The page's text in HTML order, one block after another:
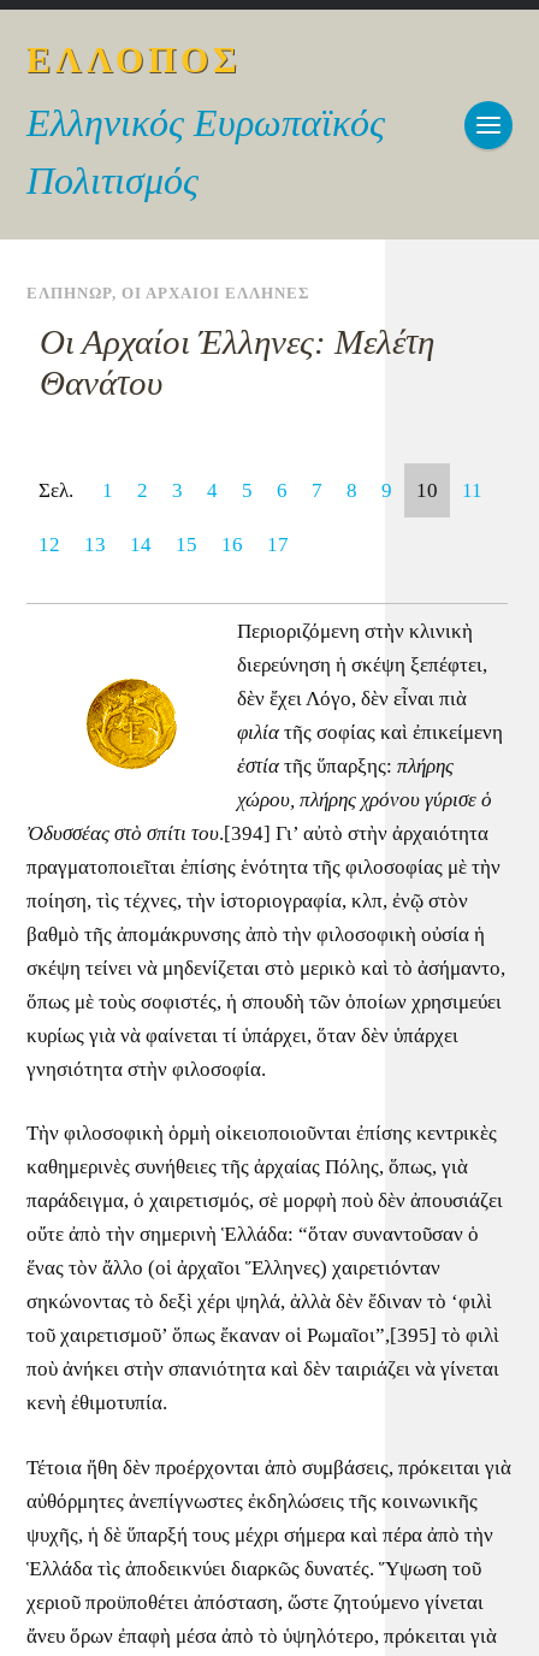
ΕΛΛΟΠΟΣ
Ελληνικός Ευρωπαϊκός
Πολιτισμός
ΕΛΠΗΝΩΡ,ΟΙ ΑΡΧΑΙΟΙ ΕΛΛΗΝΕΣ
Οι Αρχαίοι Έλληνες: Μελέτη
Θανάτου
Σελ. 1 2 3 4 5 6 7 8 9 10 11
12 13 14 15 16 17
Περιοριζόμενη στὴν κλινικὴ
διερεύνηση ἡ σκέψη ξεπέφτει,
δὲν ἔχει Λόγο, δὲν εἶναι πιὰ
φιλίατῆς σοφίας καὶ ἐπικείμενη
ἑστίατῆς ὕπαρξης:πλήρης
χώρου, πλήρης χρόνου γύρισε ὁ
Ὀδυσσέας στὸ σπίτι του.[394] Γι’ αὐτὸ στὴν ἀρχαιότητα
πραγματοποιεῖται ἐπίσης ἑνότητα τῆς φιλοσοφίας μὲ τὴν
ποίηση, τὶς τέχνες, τὴν ἱστοριογραφία, κλπ, ἐνῷ στὸν
βαθμὸ τῆς ἀπομάκρυνσης ἀπὸ τὴν φιλοσοφικὴ οὐσία ἡ
σκέψη τείνει νὰ μηδενίζεται στὸ μερικὸ καὶ τὸ ἀσήμαντο,
ὅπως μὲ τοὺς σοφιστές, ἡ σπουδὴ τῶν ὁποίων χρησιμεύει
κυρίως γιὰ νὰ φαίνεται τί ὑπάρχει, ὅταν δὲν ὑπάρχει
γνησιότητα στὴν φιλοσοφία.
Τὴν φιλοσοφικὴ ὁρμὴ οἰκειοποιοῦνται ἐπίσης κεντρικὲς
καθημερινὲς συνήθειες τῆς ἀρχαίας Πόλης, ὅπως, γιὰ
παράδειγμα, ὁ χαιρετισμός, σὲ μορφὴ ποὺ δὲν ἀπουσιάζει
οὔτε ἀπὸ τὴν σημερινὴ Ἑλλάδα: “ὅταν συναντοῦσαν ὁ
ἕνας τὸν ἄλλο (οἱ ἀρχαῖοι Ἕλληνες) χαιρετιόνταν
σηκώνοντας τὸ δεξὶ χέρι ψηλά, ἀλλὰ δὲν ἔδιναν τὸ ‘φιλὶ
τοῦ χαιρετισμοῦ’ ὅπως ἔκαναν οἱ Ρωμαῖοι”,[395] τὸ φιλὶ
ποὺ ἀνήκει στὴν σπανιότητα καὶ δὲν ταιριάζει νὰ γίνεται
κενὴ ἐθιμοτυπία.
Τέτοια ἤθη δὲν προέρχονται ἀπὸ συμβάσεις, πρόκειται γιὰ
αὐθόρμητες ἀνεπίγνωστες ἐκδηλώσεις τῆς κοινωνικῆς
ψυχῆς, ἡ δὲ ὕπαρξή τους μέχρι σήμερα καὶ πέρα ἀπὸ τὴν
Ἑλλάδα τὶς ἀποδεικνύει διαρκῶς δυνατές. Ὕψωση τοῦ
χεριοῦ προϋποθέτει ἀπόσταση, ὥστε ζητούμενο γίνεται
ἄνευ ὅρων ἐπαφὴ μέσα ἀπὸ τὸ ὑψηλότερο, πρόκειται γιὰ